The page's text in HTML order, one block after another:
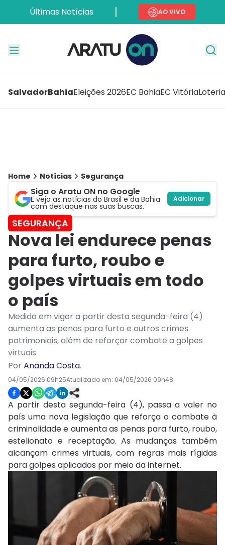
Últimas Notícias AO VIVO
SalvadorBahiaEleições 2026EC BahiaEC Vitória
Home Notícias Segurança
Siga o Aratu ON no Google
E veja as notícias do Brasil e da Bahia
com destaque nas suas buscas.
Adicionar
SEGURANÇA
Nova lei endurece penas
para furto, roubo e
golpes virtuais em todo
o país
Medida em vigor a partir desta segunda-feira (4)
aumenta as penas para furto e outros crimes
patrimoniais, além de reforçar combate a golpes
virtuais
PorAnanda Costa.
04/05/2026 09h25Atualizado em: 04/05/2026 09h48
A partir desta segunda-feira (4), passa a valer no
país uma nova legislação que reforça o combate à
criminalidade e aumenta as penas para furto, roubo,
estelionato e receptação. As mudanças também
alcançam crimes virtuais, com regras mais rígidas
para golpes aplicados por meio da internet.